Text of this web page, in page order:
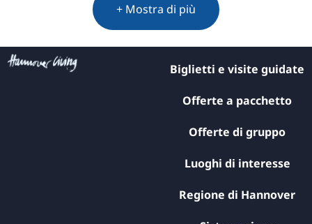
+ Mostra di più
Biglietti e visite guidate
Offerte a pacchetto
Offerte di gruppo
Luoghi di interesse
Regione di Hannover